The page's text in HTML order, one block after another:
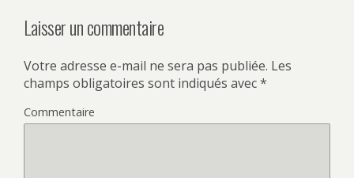
Laisser un commentaire
Votre adresse e-mail ne sera pas publiée. Les
champs obligatoires sont indiqués avec*
Commentaire